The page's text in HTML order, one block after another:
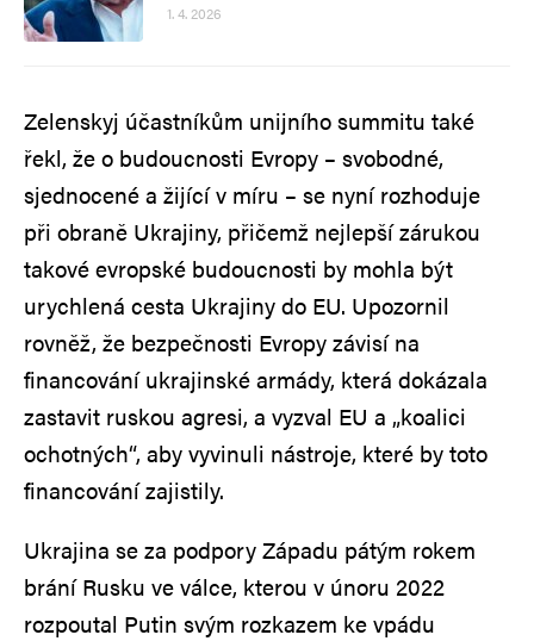
1. 4. 2026
Zelenskyj účastníkům unijního summitu také
řekl, že o budoucnosti Evropy – svobodné,
sjednocené a žijící v míru – se nyní rozhoduje
při obraně Ukrajiny, přičemž nejlepší zárukou
takové evropské budoucnosti by mohla být
urychlená cesta Ukrajiny do EU. Upozornil
rovněž, že bezpečnosti Evropy závisí na
financování ukrajinské armády, která dokázala
zastavit ruskou agresi, a vyzval EU a „koalici
ochotných“, aby vyvinuli nástroje, které by toto
financování zajistily.
Ukrajina se za podpory Západu pátým rokem
brání Rusku ve válce, kterou v únoru 2022
rozpoutal Putin svým rozkazem ke vpádu